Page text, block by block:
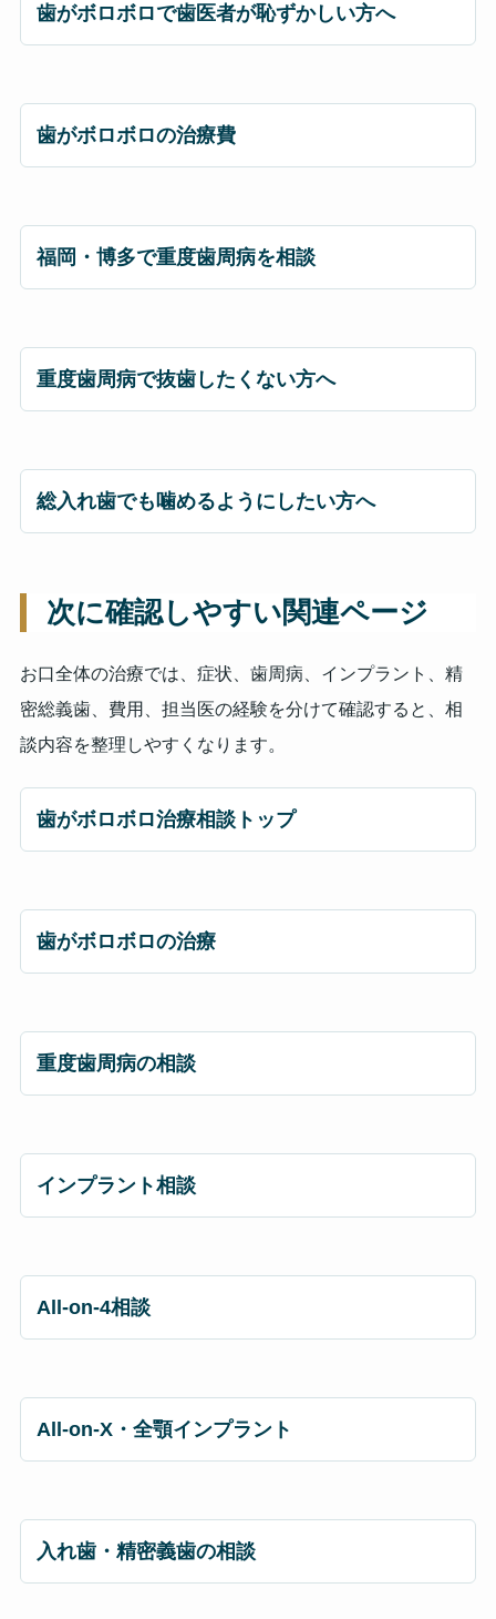
歯がボロボロで歯医者が恥ずかしい方へ
歯がボロボロの治療費
福岡・博多で重度歯周病を相談
重度歯周病で抜歯したくない方へ
総入れ歯でも噛めるようにしたい方へ
次に確認しやすい関連ページ
お口全体の治療では、症状、歯周病、インプラント、精
密総義歯、費用、担当医の経験を分けて確認すると、相
談内容を整理しやすくなります。
歯がボロボロ治療相談トップ
歯がボロボロの治療
重度歯周病の相談
インプラント相談
All-on-4相談
All-on-X・全顎インプラント
入れ歯・精密義歯の相談